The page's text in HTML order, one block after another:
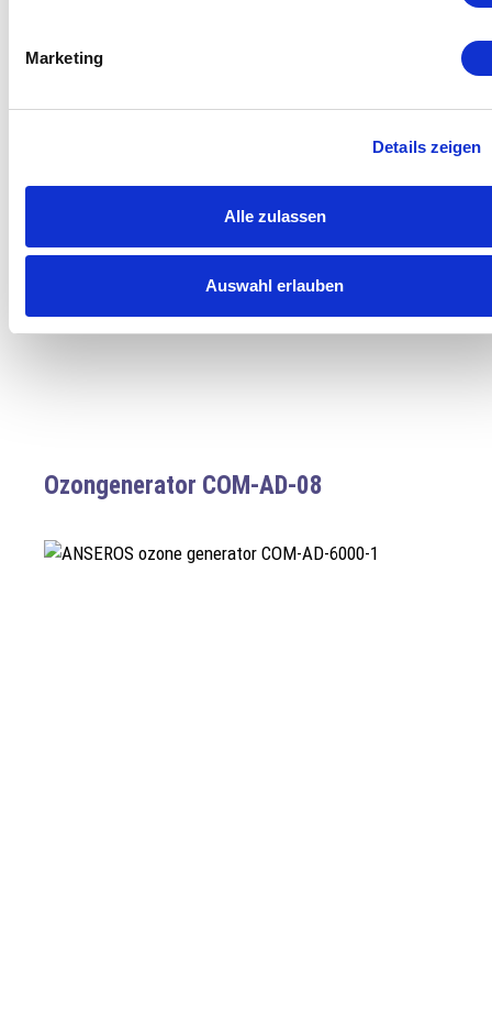
Marketing
Details zeigen
Alle zulassen
Auswahl erlauben
Ozongenerator COM-AD-08